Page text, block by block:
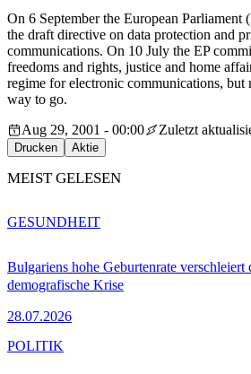
On 6 September the European
the draft directive on data protection and
communications. On 10 July the EP
freedoms and rights, justice and home
regime for electronic communications, but
way to go.
Aug 29, 2001 - 00:00
Zuletzt
Drucken Aktie
MEIST GELESEN
Bulgariens hohe Geburtenrate verschleiert
demografische Krise
28.07.2026
GESUNDHEIT
POLITIK